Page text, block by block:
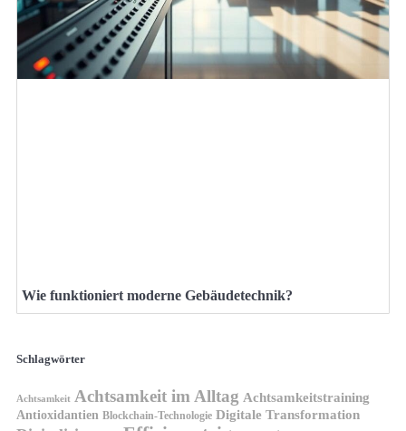
Wie funktioniert moderne Gebäudetechnik?
Schlagwörter
Achtsamkeit Achtsamkeit im Alltag Achtsamkeitstraining
Antioxidantien Blockchain-Technologie Digitale Transformation